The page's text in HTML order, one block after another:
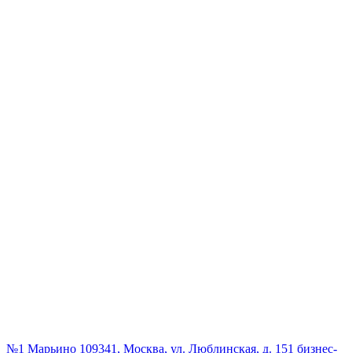
№1 Марьино 109341, Москва, ул. Люблинская, д. 151 бизнес-